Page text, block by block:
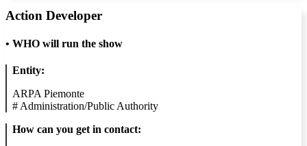
Action Developer
• WHO will run the show
Entity:
ARPA Piemonte
# Administration/Public Authority
How can you get in contact: